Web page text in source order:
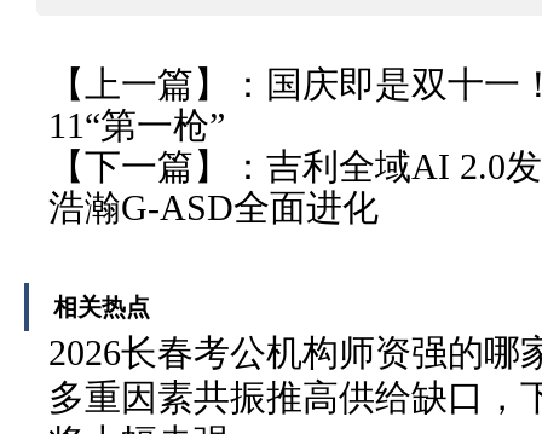
【上一篇】： 国庆即是双十一
11“第一枪”
【下一篇】： 吉利全域AI 2.0
浩瀚G-ASD全面进化
相关热点
2026长春考公机构师资强的哪
多重因素共振推高供给缺口，